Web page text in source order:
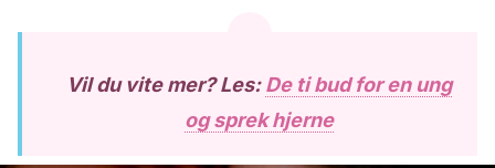
Vil du vite mer? Les:De ti bud for en ung
og sprek hjerne